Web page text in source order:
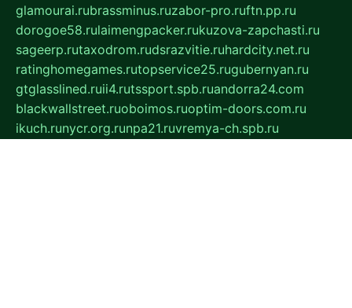
glamourai.rubrassminus.ruzabor-pro.ruftn.pp.ru
dorogoe58.rulaimengpacker.rukuzova-zapchasti.ru
sageerp.rutaxodrom.rudsrazvitie.ruhardcity.net.ru
ratinghomegames.rutopservice25.rugubernyan.ru
gtglasslined.ruii4.rutssport.spb.ruandorra24.com
blackwallstreet.ruoboimos.ruoptim-doors.com.ru
ikuch.runycr.org.runpa21.ruvremya-ch.spb.ru